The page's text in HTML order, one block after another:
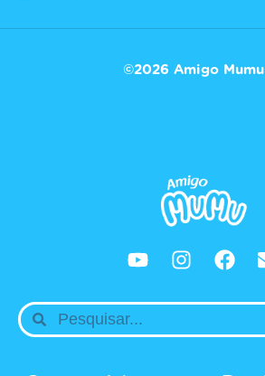
©2026 Amigo Mumu